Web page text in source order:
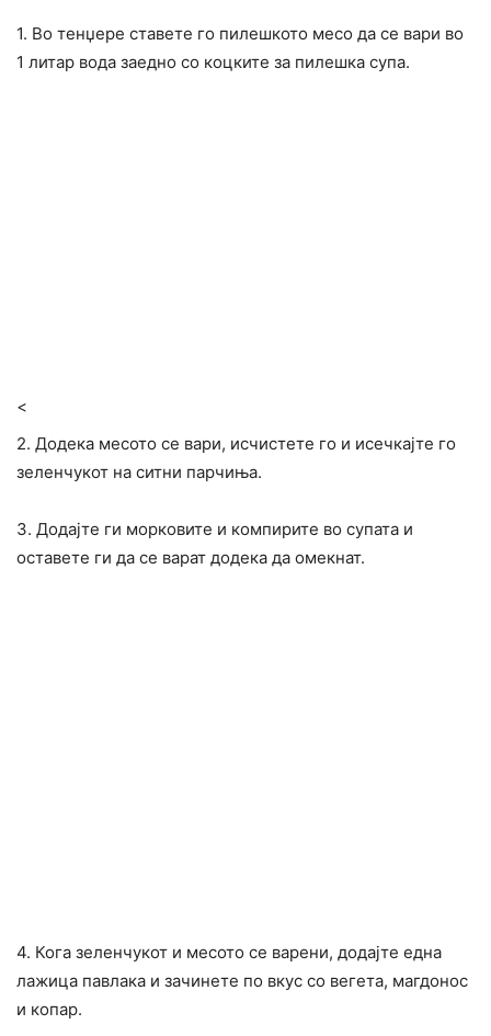
1. Во тенџере ставете го пилешкото месо да се вари во
1 литар вода заедно со коцките за пилешка супа.
<
2. Додека месото се вари, исчистете го и исечкајте го
зеленчукот на ситни парчиња.
3. Додајте ги морковите и компирите во супата и
оставете ги да се варат додека да омекнат.
4. Кога зеленчукот и месото се варени, додајте една
лажица павлака и зачинете по вкус со вегета, магдонос
и копар.